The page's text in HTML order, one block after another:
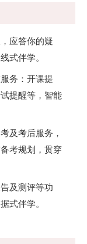
应答你的疑
式伴学。
务：开课提
提醒等，智能
及考后服务，
考规划，贯穿
及测评等功
式伴学。